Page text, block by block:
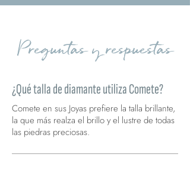
Preguntas y respuestas
¿Qué talla de diamante utiliza Comete?
Comete en sus Joyas prefiere la talla brillante,
la que más realza el brillo y el lustre de todas
las piedras preciosas.